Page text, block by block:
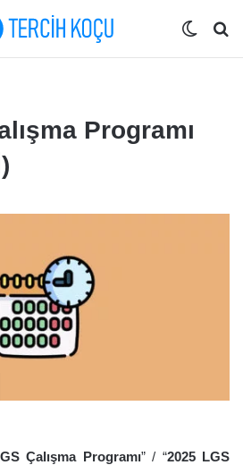
Dış
Programı
Çalışma Programı” / “2025 LGS